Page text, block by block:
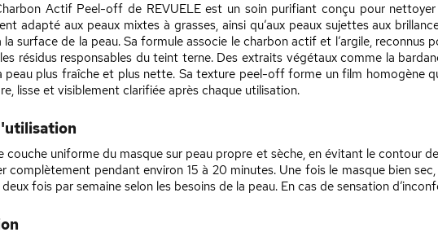
Actif Peel-off de REVUELE est un soin purifiant conçu pour
adapté aux peaux mixtes à grasses, ainsi qu’aux peaux sujettes aux
la surface de la peau. Sa formule associe le charbon actif et l’argile, reconnus
résidus responsables du teint terne. Des extraits végétaux comme la
peau plus fraîche et plus nette. Sa texture peel-off forme un film homogène
lisse et visiblement clarifiée après chaque utilisation.
couche uniforme du masque sur peau propre et sèche, en évitant le contour
complètement pendant environ 15 à 20 minutes. Une fois le masque bien
fois par semaine selon les besoins de la peau. En cas de sensation